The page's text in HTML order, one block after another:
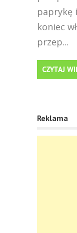
paprykę
koniec
przep...
CZYTAJ
Reklama